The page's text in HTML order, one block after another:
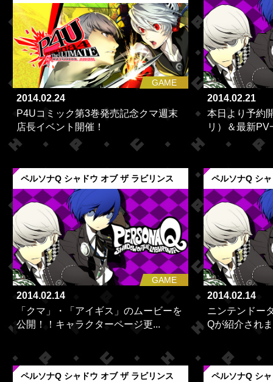
GAME
2014.02.24
P4Uコミック第3巻発売記念クマ週末
店長イベント開催！
2014.02.21
本日より予約
リ）＆最新PV
ペルソナQ シャドウ オブ ザ ラビリンス
GAME
2014.02.14
「クマ」・「アイギス」のムービーを
公開！！キャラクターページ更...
ペルソナQ シ
2014.02.14
ニンテンドー
Qが紹介され
ペルソナQ シャドウ オブ ザ ラビリンス ペルソナQ シ